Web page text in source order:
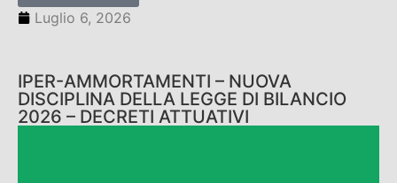
Luglio 6, 2026
IPER-AMMORTAMENTI – NUOVA
DISCIPLINA DELLA LEGGE DI BILANCIO
2026 – DECRETI ATTUATIVI